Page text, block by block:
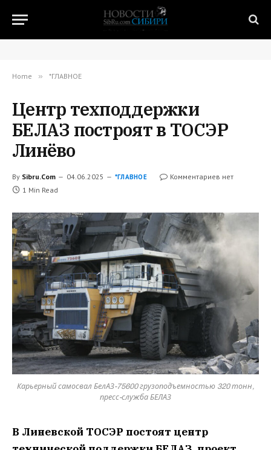
Home » *ГЛАВНОЕ
Центр техподдержки
БЕЛАЗ построят в ТОСЭР
Линёво
By Sibru.Com 04.06.2025 *ГЛАВНОЕ
Комментариев нет
1 Min Read
Карьерный самосвал БелАЗ-75600 грузоподъемностью 320 тонн,
пресс-служба БЕЛАЗ
В Линевской ТОСЭР постоят центр